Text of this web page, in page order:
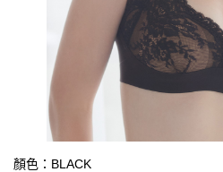
顏色：BLACK